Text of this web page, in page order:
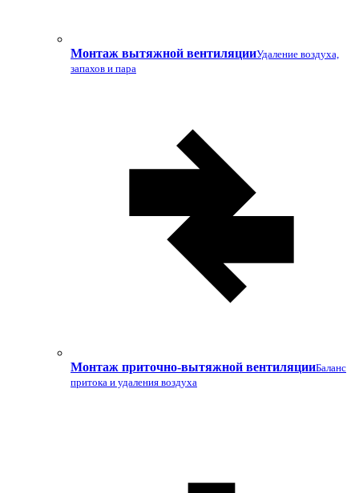
Монтаж вытяжной вентиляцииУдаление воздуха,
запахов и пара
Монтаж приточно-вытяжной вентиляцииБаланс
притока и удаления воздуха